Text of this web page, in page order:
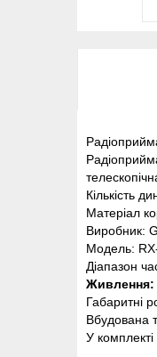
Кількість
Матеріал
Виробник:
Модель:
Діапазон
Живлення:
Габаритні
Вбудована
У